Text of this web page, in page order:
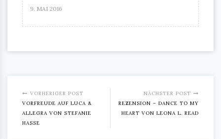
9. MAI 2016
VORHERIGER POST
VORFREUDE AUF LUCA &
ALLEGRA VON STEFANIE
HASSE
NÄCHSTER POST
REZENSION – DANCE TO MY
HEART VON LEONA L. READ